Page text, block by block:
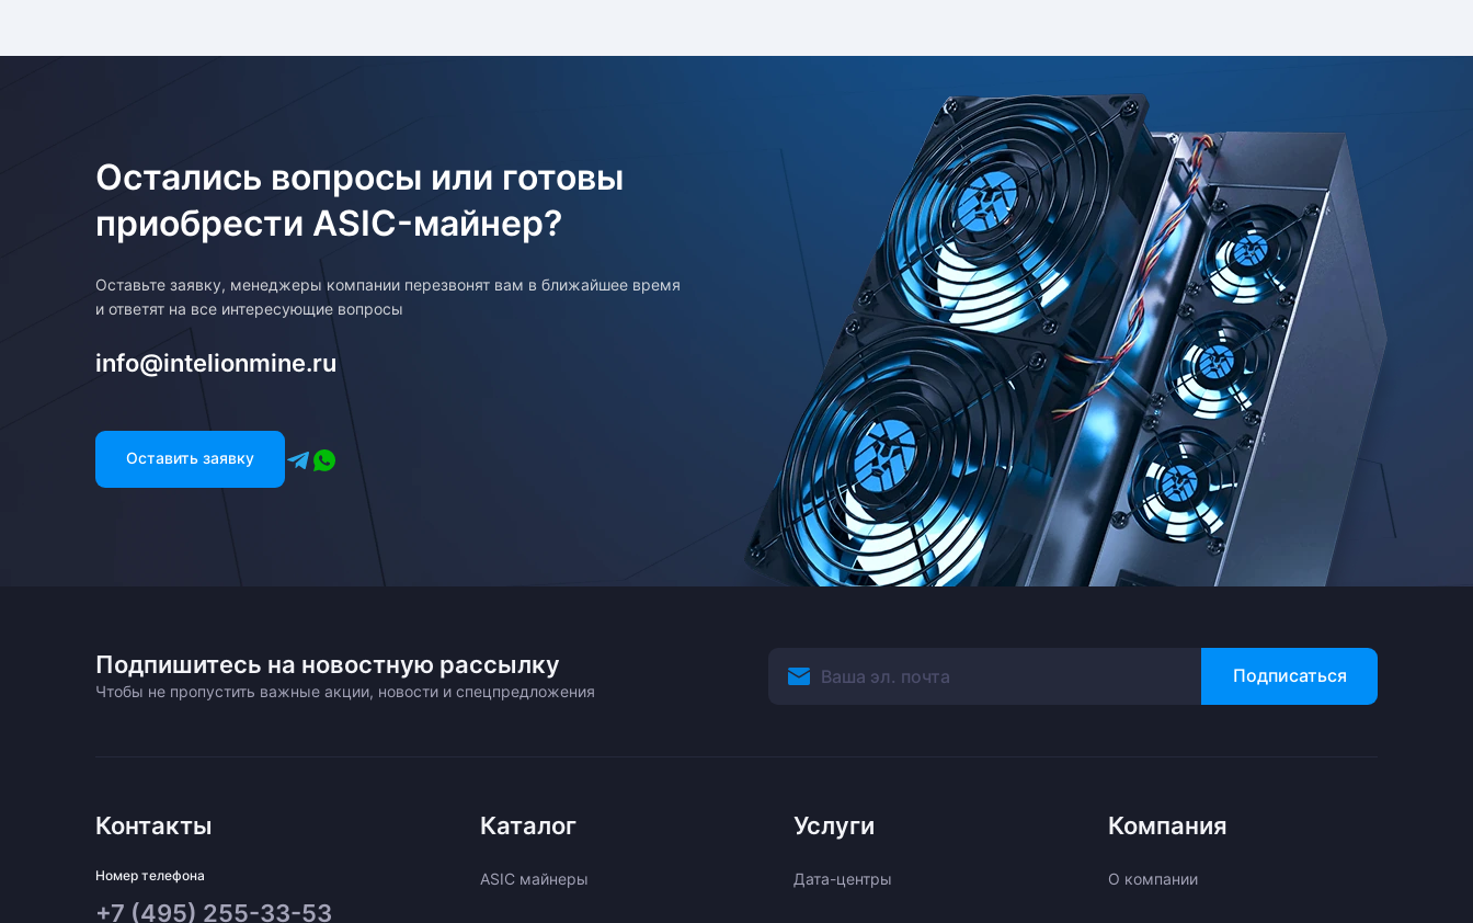
Остались вопросы или готовы
приобрести ASIC-майнер?
Оставьте заявку, менеджеры компании перезвонят вам в ближайшее время
и ответят на все интересующие вопросы
info@intelionmine.ru
Оставить заявку
Подпишитесь на новостную рассылку
Чтобы не пропустить важные акции, новости и спецпредложения
Подписаться
Контакты
Номер телефона
+7 (495) 255-33-53
Каталог
ASIC майнеры
Услуги
Дата-центры
Компания
О компании